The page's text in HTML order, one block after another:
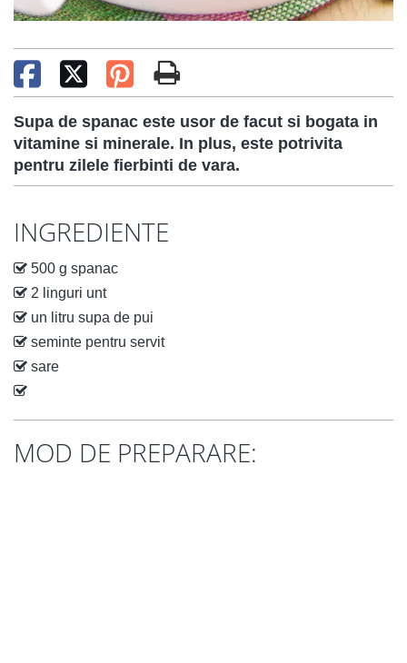
Supa de spanac este usor de facut si bogata in
vitamine si minerale. In plus, este potrivita
pentru zilele fierbinti de vara.
INGREDIENTE
500 g spanac
2 linguri unt
un litru supa de pui
seminte pentru servit
sare
MOD DE PREPARARE: